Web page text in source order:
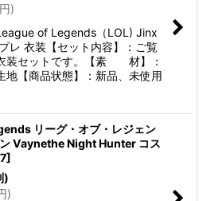
円)
of Legends（LOL) Jinx
レ 衣装【セット内容】：ご覧
装セットです。【素 材】：
地【商品状態】：新品、未使用
リーグ・オブ・レジェン
Vaynethe Night Hunter コス
]
)
)